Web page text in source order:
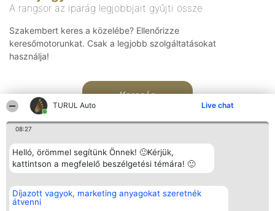
TURUL Auto Live chat
08:27
Helló, örömmel segítünk Önnek! 🙂Kérjük,
kattintson a megfelelő beszélgetési témára! 🙂
Díjazott vagyok, marketing anyagokat szeretnék
átvenni
A rangsor az iparág legjobbjait gyűjti össze
Szakembert keres a közelébe? Ellenőrizze
keresőmotorunkat. Csak a legjobb szolgáltatásokat
használja!
Keresés
Rangsorszervező
SC Beautiful Company S.R.L.
Bulevardul Aleea Timișul De
Népszavazás
Nyertesek
Elérhetőség
Elérhetőség